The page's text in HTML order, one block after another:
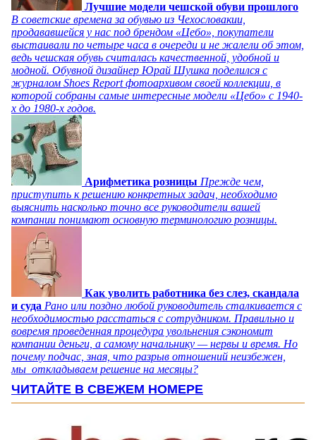
Лучшие модели чешской обуви прошлого
В советские времена за обувью из Чехословакии,
продававшейся у нас под брендом «Цебо», покупатели
выстаивали по четыре часа в очереди и не жалели об этом,
ведь чешская обувь считалась качественной, удобной и
модной. Обувной дизайнер Юрай Шушка поделился с
журналом Shoes Report фотоархивом своей коллекции, в
которой собраны самые интересные модели «Цебо» с 1940-
х до 1980-х годов.
Арифметика розницы Прежде чем,
приступить к решению конкретных задач, необходимо
выяснить насколько точно все руководители вашей
компании понимают основную терминологию розницы.
Как уволить работника без слез, скандала
и суда Рано или поздно любой руководитель сталкивается с
необходимостью расстаться с сотрудником. Правильно и
вовремя проведенная процедура увольнения сэкономит
компании деньги, а самому начальнику — нервы и время. Но
почему подчас, зная, что разрыв отношений неизбежен,
мы откладываем решение на месяцы?
ЧИТАЙТЕ В СВЕЖЕМ НОМЕРЕ